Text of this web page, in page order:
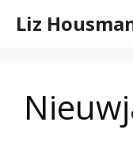
naarLiz